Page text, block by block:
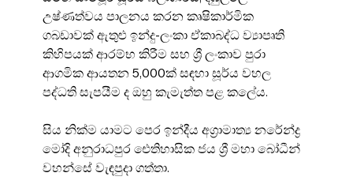
උෂ්ණත්වය පාලනය කරන කෘෂිකාර්මික
ගබඩාවක් ඇතුළු ඉන්දු-ලංකා ඒකාබද්ධ ව්‍යාපෘති
කිහිපයක් ආරම්භ කිරීම සහ ශ්‍රී ලංකාව පුරා
ආගමික ආයතන 5,000ක් සඳහා සූර්ය වහල
පද්ධති සැපයීම ද ඔහු කැමැත්ත පළ කලේය.
සිය නික්ම යාමට පෙර ඉන්දීය අග්‍රාමාත්‍ය නරේන්ද්‍ර
මෝදි අනුරාධපුර ඓතිහාසික ජය ශ්‍රී මහා බෝධීන්
වහන්සේ වැඳපුදා ගත්තා.